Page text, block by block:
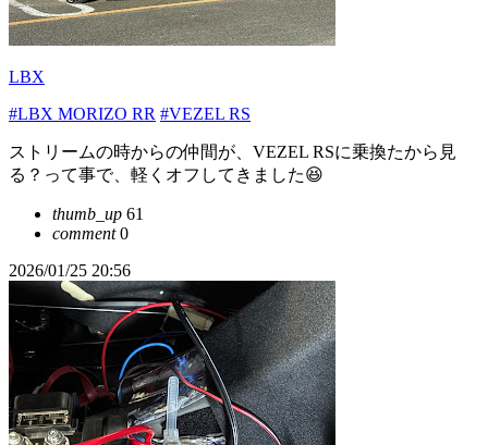
LBX
#LBX MORIZO RR #VEZEL RS
ストリームの時からの仲間が、VEZEL RSに乗換たから見
る？って事で、軽くオフしてきました😆
thumb_up 61
comment0
2026/01/25 20:56